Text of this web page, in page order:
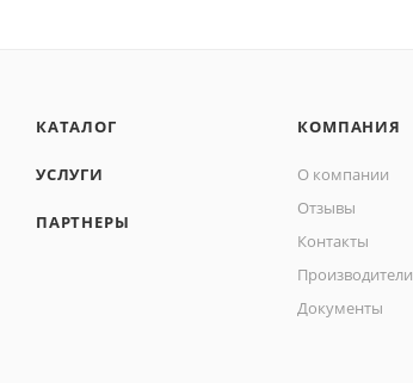
КАТАЛОГ
УСЛУГИ
ПАРТНЕРЫ
КОМПАНИЯ
О компании
Отзывы
Контакты
Производители
Документы